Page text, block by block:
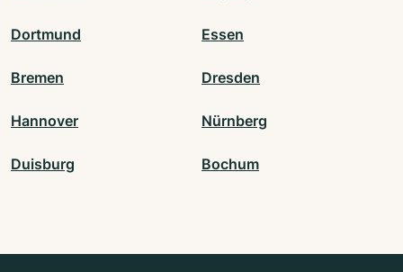
Dortmund Essen
Bremen Dresden
Hannover Nürnberg
Duisburg Bochum